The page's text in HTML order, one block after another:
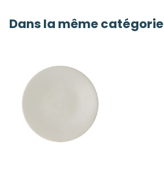
Dans la même catégorie